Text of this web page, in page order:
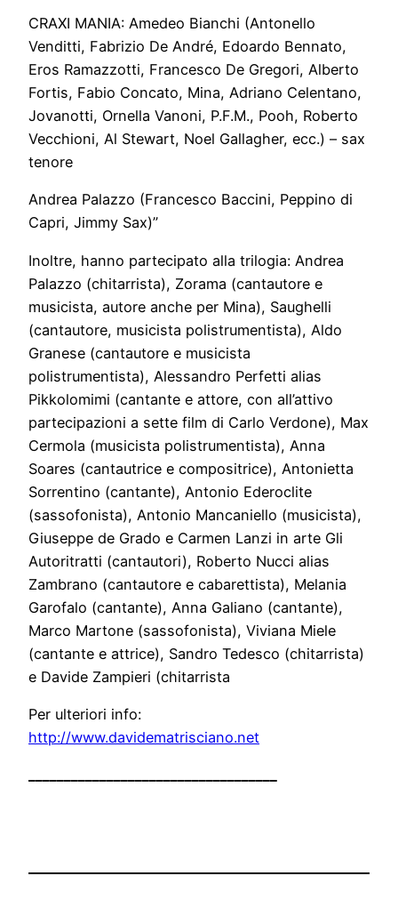
CRAXI MANIA: Amedeo Bianchi (Antonello
Venditti, Fabrizio De André, Edoardo Bennato,
Eros Ramazzotti, Francesco De Gregori, Alberto
Fortis, Fabio Concato, Mina, Adriano Celentano,
Jovanotti, Ornella Vanoni, P.F.M., Pooh, Roberto
Vecchioni, Al Stewart, Noel Gallagher, ecc.) – sax
tenore
Andrea Palazzo (Francesco Baccini, Peppino di
Capri, Jimmy Sax)”
Inoltre, hanno partecipato alla trilogia: Andrea
Palazzo (chitarrista), Zorama (cantautore e
musicista, autore anche per Mina), Saughelli
(cantautore, musicista polistrumentista), Aldo
Granese (cantautore e musicista
polistrumentista), Alessandro Perfetti alias
Pikkolomimi (cantante e attore, con all’attivo
partecipazioni a sette film di Carlo Verdone), Max
Cermola (musicista polistrumentista), Anna
Soares (cantautrice e compositrice), Antonietta
Sorrentino (cantante), Antonio Ederoclite
(sassofonista), Antonio Mancaniello (musicista),
Giuseppe de Grado e Carmen Lanzi in arte Gli
Autoritratti (cantautori), Roberto Nucci alias
Zambrano (cantautore e cabarettista), Melania
Garofalo (cantante), Anna Galiano (cantante),
Marco Martone (sassofonista), Viviana Miele
(cantante e attrice), Sandro Tedesco (chitarrista)
e Davide Zampieri (chitarrista
Per ulteriori info:
http://www.davidematrisciano.net